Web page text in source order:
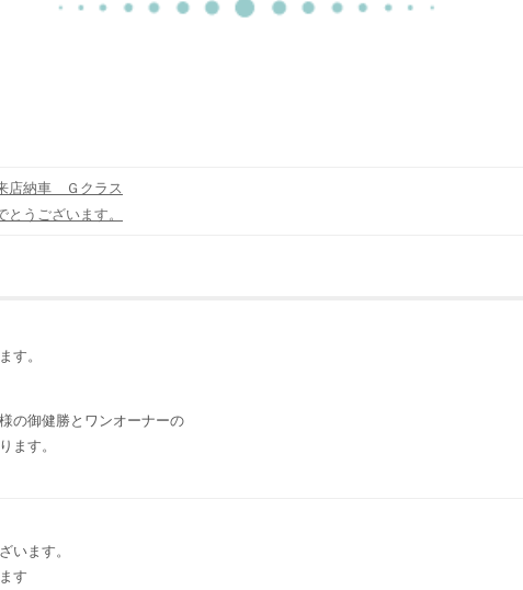
店納車 Ｇクラス
うございます。
す。
の御健勝とワンオーナーの
ます。
います。
す